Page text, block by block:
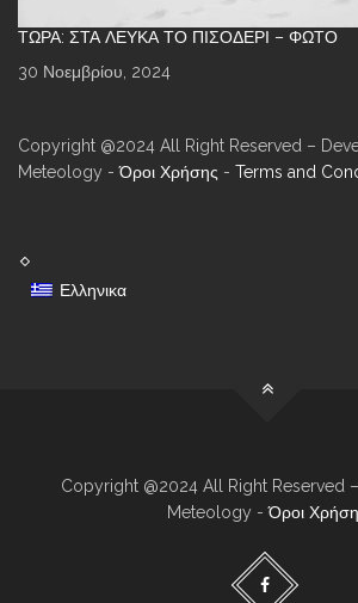
ΤΏΡΑ: ΣΤΑ ΛΕΥΚΆ ΤΟ ΠΙΣΟΔΈΡΙ – ΦΩΤΌ
30 Νοεμβρίου, 2024
Copyright @2024 All Right Reserved –
Meteology -Όροι Χρήσης - Terms and
Ελληνικα
Copyright @2024 All Right Reserved
Meteology -Όροι